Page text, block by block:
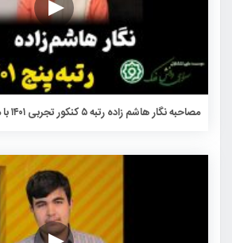
مصاحبه نگار هاشم زاده رتبه ۵ کنکور تجربی ۱۴۰۱ با ماز